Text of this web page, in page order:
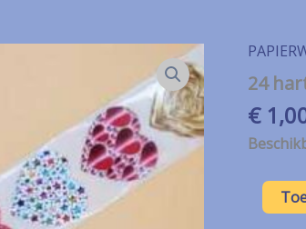
24
€
hartjes